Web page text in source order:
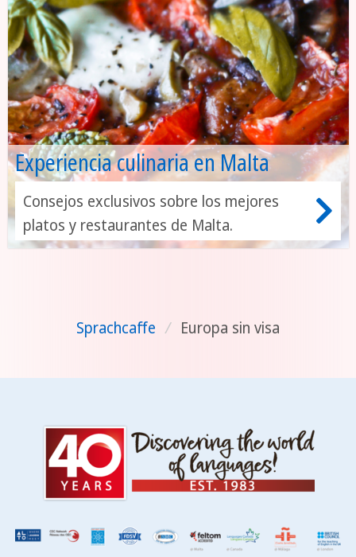
Experiencia culinaria en Malta
Consejos exclusivos sobre los mejores
platos y restaurantes de Malta.
Sprachcaffe / Europa sin visa